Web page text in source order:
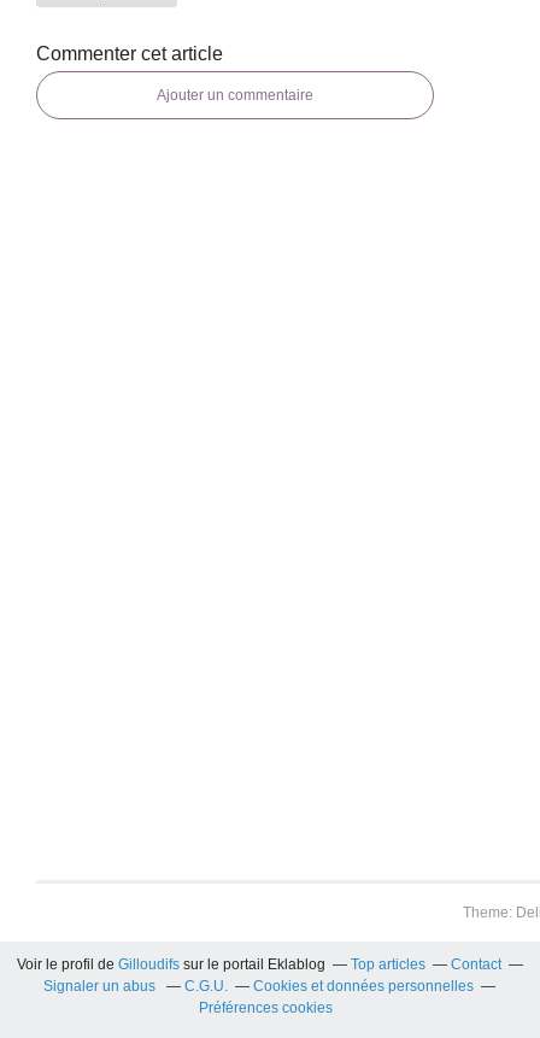
Commenter cet article
Ajouter un commentaire
Theme:
Voir le profil de Gilloudifs sur le portail Eklablog Top articles
Contact
Signaler un abus
C.G.U.
Cookies et données personnelles
Préférences cookies